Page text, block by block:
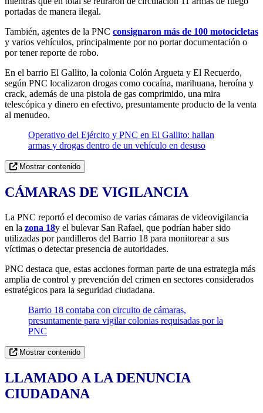
portadas de manera ilegal.
También, agentes de la PNC consignaron más de 100 motocicletas
y varios vehículos, principalmente por no portar documentación o
por tener reporte de robo.
En el barrio El Gallito, la colonia Colón Argueta y El Recuerdo,
según PNC localizaron drogas como cocaína, marihuana, heroína y
crack, además de una pistola de gas comprimido, una mira
telescópica y dinero en efectivo, presuntamente producto de la venta
al menudeo.
Operativo del Ejército y PNC en El Gallito: hallan
armas y drogas dentro de un vehículo en desuso
Mostrar contenido
CÁMARAS DE VIGILANCIA
La PNC reportó el decomiso de varias cámaras de videovigilancia
en la zona 18y el bulevar San Rafael, que podrían haber sido
utilizadas por pandilleros del Barrio 18 para monitorear a sus
víctimas o detectar presencia de autoridades.
PNC destaca que, estas acciones forman parte de una estrategia más
amplia de control y prevención del crimen en sectores considerados
estratégicos para la seguridad ciudadana.
Barrio 18 contaba con circuito de cámaras,
presuntamente para vigilar colonias requisadas por la
PNC
Mostrar contenido
LLAMADO A LA DENUNCIA
CIUDADANA